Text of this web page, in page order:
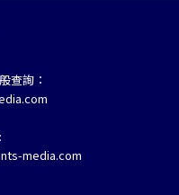
查詢：
media.com